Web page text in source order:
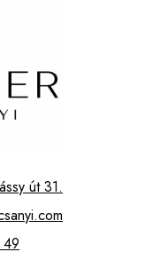
út 31.